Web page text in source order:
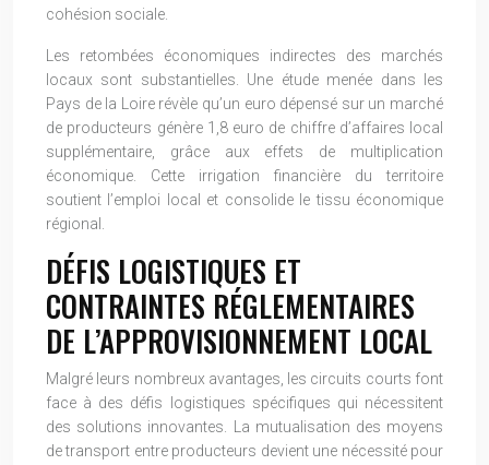
cohésion sociale.
Les retombées économiques indirectes des marchés
locaux sont substantielles. Une étude menée dans les
Pays de la Loire révèle qu’un euro dépensé sur un marché
de producteurs génère 1,8 euro de chiffre d’affaires local
supplémentaire, grâce aux effets de multiplication
économique. Cette irrigation financière du territoire
soutient l’emploi local et consolide le tissu économique
régional.
DÉFIS LOGISTIQUES ET
CONTRAINTES RÉGLEMENTAIRES
DE L’APPROVISIONNEMENT LOCAL
Malgré leurs nombreux avantages, les circuits courts font
face à des défis logistiques spécifiques qui nécessitent
des solutions innovantes. La mutualisation des moyens
de transport entre producteurs devient une nécessité pour